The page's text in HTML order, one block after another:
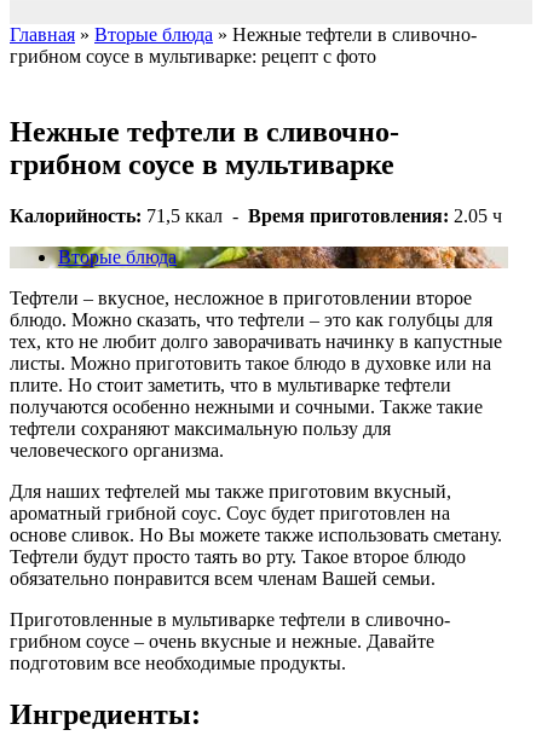
Главная » Вторые блюда » Нежные тефтели в сливочно-
грибном соусе в мультиварке: рецепт с фото
Нежные тефтели в сливочно-
грибном соусе в мультиварке
Калорийность: 71,5 ккал - Время приготовления: 2.05 ч
Вторые блюда
Тефтели – вкусное, несложное в приготовлении второе
блюдо. Можно сказать, что тефтели – это как голубцы для
тех, кто не любит долго заворачивать начинку в капустные
листы. Можно приготовить такое блюдо в духовке или на
плите. Но стоит заметить, что в мультиварке тефтели
получаются особенно нежными и сочными. Также такие
тефтели сохраняют максимальную пользу для
человеческого организма.
Для наших тефтелей мы также приготовим вкусный,
ароматный грибной соус. Соус будет приготовлен на
основе сливок. Но Вы можете также использовать сметану.
Тефтели будут просто таять во рту. Такое второе блюдо
обязательно понравится всем членам Вашей семьи.
Приготовленные в мультиварке тефтели в сливочно-
грибном соусе – очень вкусные и нежные. Давайте
подготовим все необходимые продукты.
Ингредиенты: